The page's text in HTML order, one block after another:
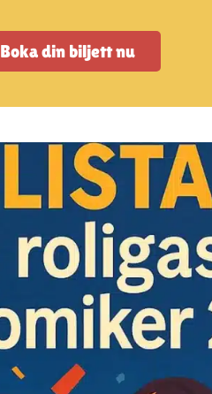
Boka din biljett nu